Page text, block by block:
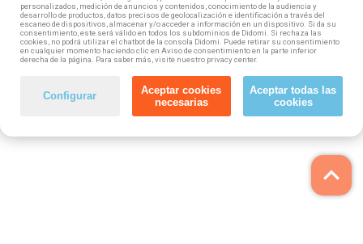
keyboard_arrow_up
personalizados, medición de anuncios y contenidos, conocimiento de la audiencia y
desarrollo de productos, datos precisos de geolocalización e identificación a través del
escaneo de dispositivos, almacenar y/o acceder a información en un dispositivo. Si da su
consentimiento, este será válido en todos los subdominios de Didomi. Si rechaza las
cookies, no podrá utilizar el chatbot de la consola Didomi. Puede retirar su consentimiento
en cualquier momento haciendo clic en Aviso de consentimiento en la parte inferior
derecha de la página. Para saber más, visite nuestro privacy center.
Configurar
Aceptar cookies
necesarias
Aceptar todas las
cookies